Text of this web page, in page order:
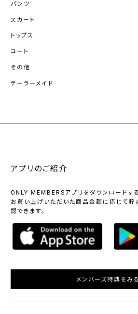
パンツ
スカート
トップス
コート
その他
テーラーメイド
アプリのご紹介
ONLY MEMBERSアプリをダウンロードする
お買い上げいただいた商品金額に応じて貯
認できます。
メンバーズ特典をみる